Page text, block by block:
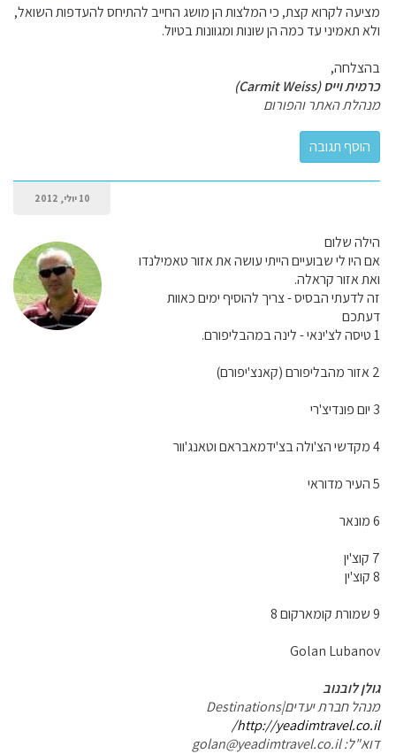
מציעה לקרוא קצת, כי המלצות הן מושג החייב להתיחס להעדפות השואל,
ולא תאמיני עד כמה הן שונות ומגוונות בטיול.
בהצלחה,
כרמית וייס (Carmit Weiss)
מנהלת האתר והפורום
10 יולי, 2012
הילה שלום
אם היו לי שבועיים הייתי עושה את אזור טאמילנדו
ואת אזור קראלה.
זה לדעתי הבסיס - צריך להוסיף ימים כאוות
דעתכם
1 טיסה לצ'ינאי - לינה במהבליפורם.
2 אזור מהבליפורם (קאנצ'יפורם)
3 יום פונדיצ'רי
4 מקדשי הצ'ולה בצ'ידמאבראם וטאנג'וור
5 העיר מדוראי
6 מונאר
7 קוצ'ין
8 קוצ'ין
9 שמורת קומארקום 8
Golan Lubanov
גולן לובנוב
מנהל חברת יעדים|Destinations
http://yeadimtravel.co.il/
דוא"ל: golan@yeadimtravel.co.il